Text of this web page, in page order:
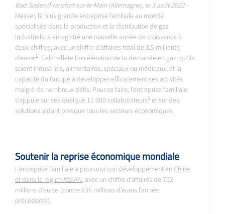
Bad Soden/Francfort-sur-le-Main (Allemagne), le 3 août 2022-
Messer, la plus grande entreprise familiale au monde
spécialisée dans la production et la distribution de gaz
industriels, a enregistré une nouvelle année de croissance à
deux chiffres, avec un chiffre d’affaires total de 3,5 milliards
d’euros1. Cela reflète l’accélération de la demande en gaz, qu’ils
soient industriels, alimentaires, spéciaux ou médicaux, et la
capacité du Groupe à développer efficacement ses activités
malgré de nombreux défis. Pour ce faire, l’entreprise familiale
s’appuie sur ses quelque 11 000 collaborateurs1 et sur des
solutions aidant presque tous les secteurs économiques.
Soutenir la reprise économique mondiale
L’entreprise familiale a poursuivi son développement enChine
et dans la région ASEAN, avec un chiffre d’affaires de 752
millions d’euros (contre 636 millions d’euros l’année
précédente).